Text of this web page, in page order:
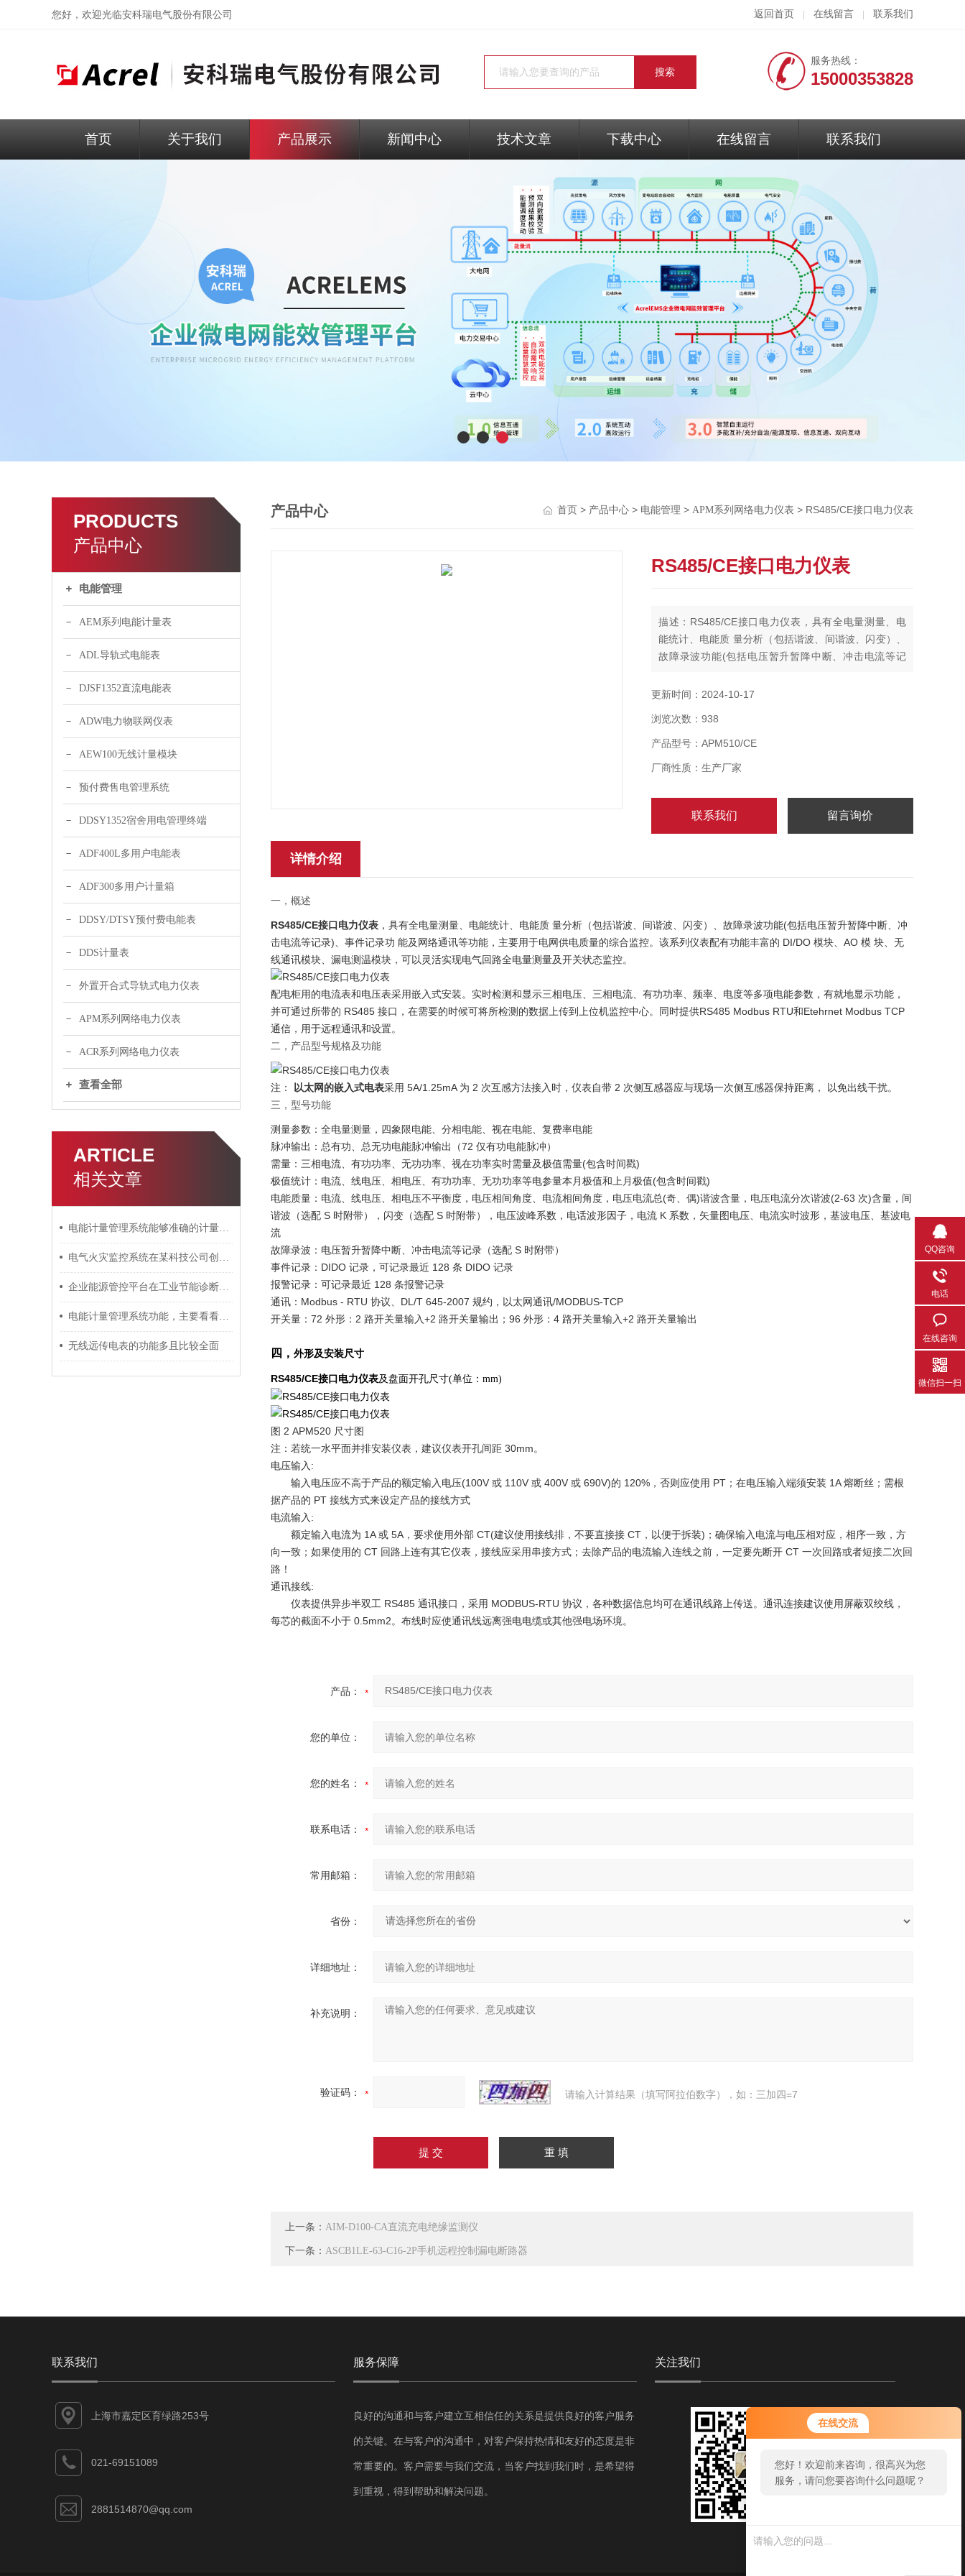
在线交流
您好！欢迎前来咨询，很高兴为您
服务，请问您要咨询什么问题呢？
了需求产品，您可以直接在线与我
联系！
您好，欢迎光临安科瑞电气股份有限公司 返回首页 在线留言 联系我们
服务热线：
15000353828
首页 关于我们 产品展示 新闻中心 技术文章 下载中心 在线留言 联系我们
PRODUCTS
产品中心
电能管理
AEM系列电能计量表
ADL导轨式电能表
DJSF1352直流电能表
ADW电力物联网仪表
AEW100无线计量模块
预付费售电管理系统
DDSY1352宿舍用电管理终端
ADF400L多用户电能表
ADF300多用户计量箱
DDSY/DTSY预付费电能表
DDS计量表
外置开合式导轨式电力仪表
APM系列网络电力仪表
ACR系列网络电力仪表
查看全部
ARTICLE
相关文章
电能计量管理系统能够准确的计量电能消耗
电气火灾监控系统在某科技公司创意园上的应用
企业能源管控平台在工业节能诊断服务中的应用
电能计量管理系统功能，主要看看以下4点
无线远传电表的功能多且比较全面
产品中心 首页 > 产品中心 > 电能管理 > APM系列网络电力仪表 > RS485/CE接口电力仪表
RS485/CE接口电力仪表
描述：RS485/CE接口电力仪表，具有全电量测量、电
能统计、电能质 量分析（包括谐波、间谐波、闪变）、
故障录波功能(包括电压暂升暂降中断、冲击电流等记
电质量的综合监控。该系列仪表配有功能丰富的 DI/DO
灵活实现电气回路全电量测量及开关状态监控。
更新时间：2024-10-17
浏览次数：938
产品型号：APM510/CE
厂商性质：生产厂家
联系我们 留言询价
详情介绍
一，概述
RS485/CE接口电力仪表 ，具有全电量测量、电能统计、电能质 量分析（包括谐波、间谐波、闪变）、故障录波功能(包括电压暂升暂降中断、冲
击电流等记录)、事件记录功 能及网络通讯等功能，主要用于电网供电质量的综合监控。该系列仪表配有功能丰富的 DI/DO 模块、AO 模 块、无
线通讯模块、漏电测温模块，可以灵活实现电气回路全电量测量及开关状态监控。
配电柜用的电流表和电压表采用嵌入式安装。实时检测和显示三相电压、三相电流、有功功率、频率、电度等多项电能参数，有就地显示功能，
并可通过所带的 RS485 接口，在需要的时候可将所检测的数据上传到上位机监控中心。 同时提供RS485 Modbus RTU和Etehrnet Modbus TCP
通信，用于远程通讯和设置。
二，产品型号规格及功能
注： 以太网的嵌入式电表采用 5A/1.25mA 为 2 次互感方法接入时，仪表自带 2 次侧互感器应与现场一次侧互感器保持距离， 以免出线干扰。
三，型号功能
测量参数：全电量测量，四象限电能、分相电能、视在电能、复费率电能
脉冲输出：总有功、总无功电能脉冲输出（72 仅有功电能脉冲）
需量：三相电流、有功功率、无功功率、视在功率实时需量及极值需量(包含时间戳)
极值统计：电流、线电压、相电压、有功功率、无功功率等电参量本月极值和上月极值(包含时间戳)
电能质量：电流、线电压、相电压不平衡度，电压相间角度、电流相间角度，电压电流总(奇、偶)谐波含量，电压电流分次谐波(2-63 次)含量，间
谐波（选配 S 时附带），闪变（选配 S 时附带），电压波峰系数，电话波形因子，电流 K 系数，矢量图电压、电流实时波形，基波电压、基波电
流
故障录波：电压暂升暂降中断、冲击电流等记录（选配 S 时附带）
事件记录：DIDO 记录，可记录最近 128 条 DIDO 记录
报警记录：可记录最近 128 条报警记录
通讯：Modbus - RTU 协议、DL/T 645-2007 规约，以太网通讯/MODBUS-TCP
开关量：72 外形：2 路开关量输入+2 路开关量输出；96 外形：4 路开关量输入+2 路开关量输出
四， 外形及安装尺寸
RS485/CE接口电力仪表及盘面开孔尺寸(单位：mm)
图 2 APM520 尺寸图
注：若统一水平面并排安装仪表，建议仪表开孔间距 30mm。
电压输入:
输入电压应不高于产品的额定输入电压(100V 或 110V 或 400V 或 690V)的 120%，否则应使用 PT；在电压输入端须安装 1A 熔断丝；需根
据产品的 PT 接线方式来设定产品的接线方式
电流输入:
额定输入电流为 1A 或 5A，要求使用外部 CT(建议使用接线排，不要直接接 CT，以便于拆装)；确保输入电流与电压相对应，相序一致，方
向一致；如果使用的 CT 回路上连有其它仪表，接线应采用串接方式；去除产品的电流输入连线之前，一定要先断开 CT 一次回路或者短接二次回
路！
通讯接线:
仪表提供异步半双工 RS485 通讯接口，采用 MODBUS-RTU 协议，各种数据信息均可在通讯线路上传送。通讯连接建议使用屏蔽双绞线，
每芯的截面不小于 0.5mm2。布线时应使通讯线远离强电电缆或其他强电场环境。
产品：
您的单位：
您的姓名：
联系电话：
常用邮箱：
省份：
详细地址：
补充说明：
验证码： 请输入计算结果（填写阿拉伯数字），如：三加四=7
上一条： AIM-D100-CA直流充电绝缘监测仪
下一条： ASCB1LE-63-C16-2P手机远程控制漏电断路器
联系我们
上海市嘉定区育绿路253号
021-69151089
2881514870@qq.com
服务保障
良好的沟通和与客户建立互相信任的关系是提供良好的客户服务
的关键。在与客户的沟通中，对客户保持热情和友好的态度是非
常重要的。客户需要与我们交流，当客户找到我们时，是希望得
到重视，得到帮助和解决问题。
关注我们
QQ咨询
电话
在线咨询
微信扫一扫